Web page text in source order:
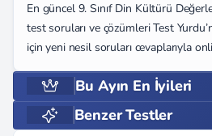
En güncel 9. Sınıf Din Kültürü
test soruları ve çözümleri Test
için yeni nesil soruları cevaplarıyla
Bu Ayın En İyileri
Benzer Testler